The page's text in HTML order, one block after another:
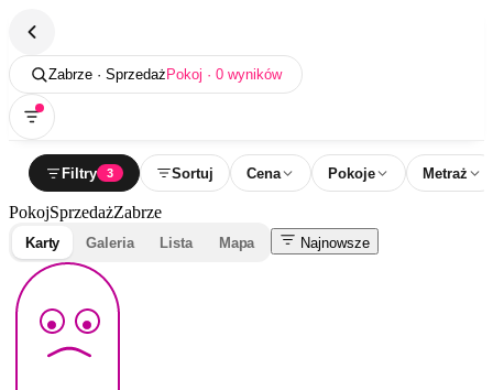
Zabrze · Sprzedaż Pokoj · 0 wyników
Filtry 3 Sortuj Cena Pokoje Metraż
PokojSprzedażZabrze
Karty Galeria Lista Mapa Najnowsze